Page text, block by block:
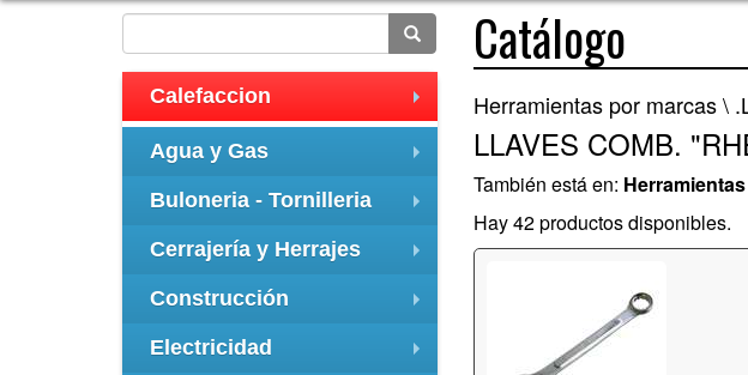
+
Calefaccion
Agua y Gas
Buloneria - Tornilleria
Cerrajería y Herrajes
Construcción
Electricidad
Catálogo
Herramientas por marcas \
LLAVES COMB.
También está en:
Hay 42 productos disponibles.